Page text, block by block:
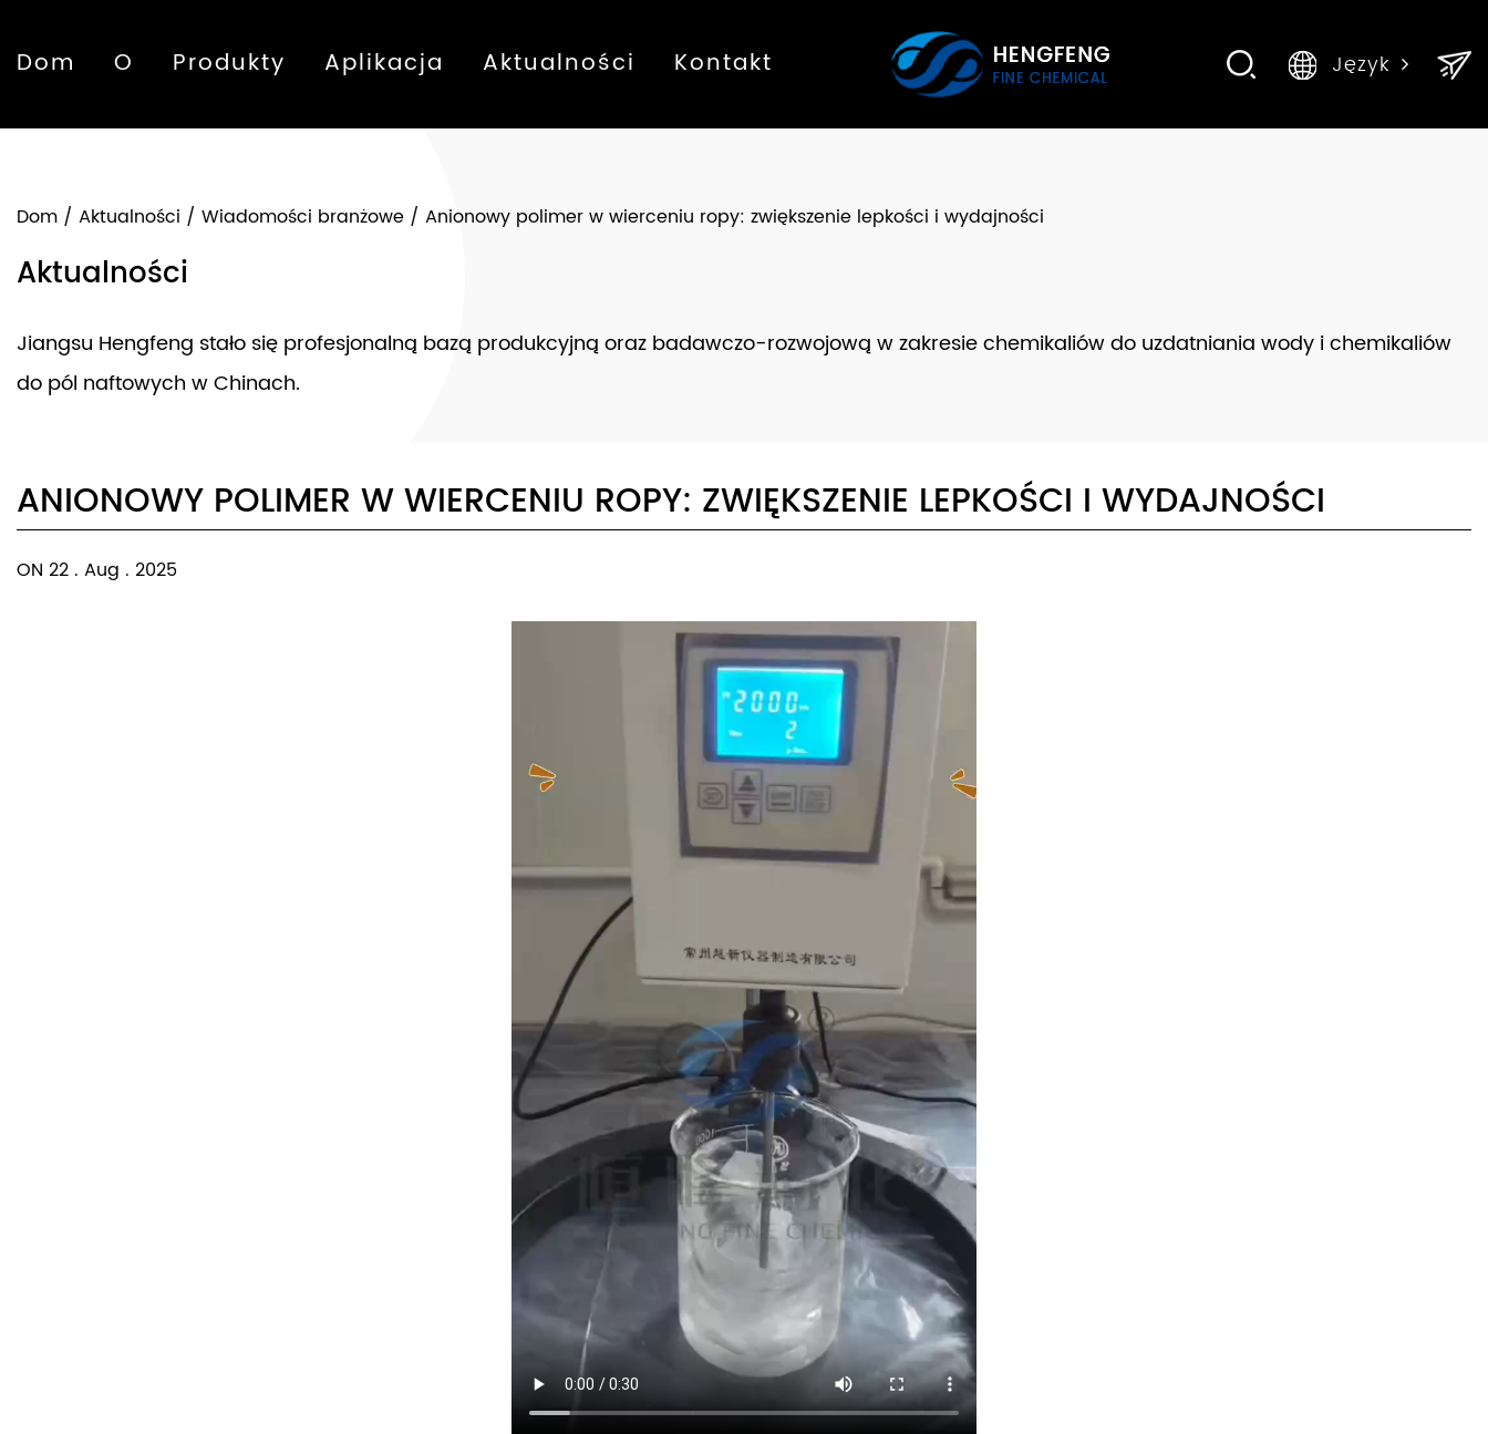
Dom O Produkty Aplikacja Aktualności Kontakt Język
Dom / Aktualności / Wiadomości branżowe / Anionowy polimer w wierceniu ropy: zwiększenie lepkości i wydajności
Aktualności
Jiangsu Hengfeng stało się profesjonalną bazą produkcyjną oraz badawczo-rozwojową w zakresie chemikaliów do uzdatniania wody i chemikaliów
do pól naftowych w Chinach.
ANIONOWY POLIMER W WIERCENIU ROPY: ZWIĘKSZENIE LEPKOŚCI I WYDAJNOŚCI
ON 22 . Aug . 2025